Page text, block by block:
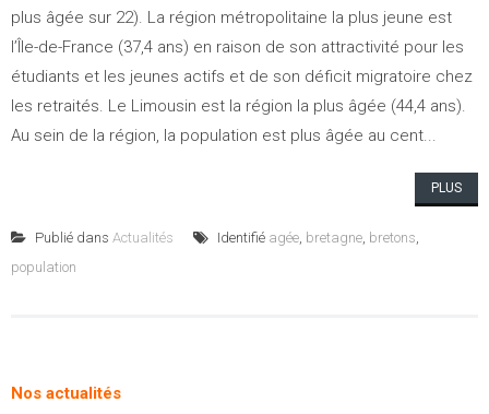
plus âgée sur 22). La région métropolitaine la plus jeune est
l’Île-de-France (37,4 ans) en raison de son attractivité pour les
étudiants et les jeunes actifs et de son déficit migratoire chez
les retraités. Le Limousin est la région la plus âgée (44,4 ans).
Au sein de la région, la population est plus âgée au cent...
PLUS
Publié dans Actualités Identifié agée, bretagne, bretons,
population
Nos actualités